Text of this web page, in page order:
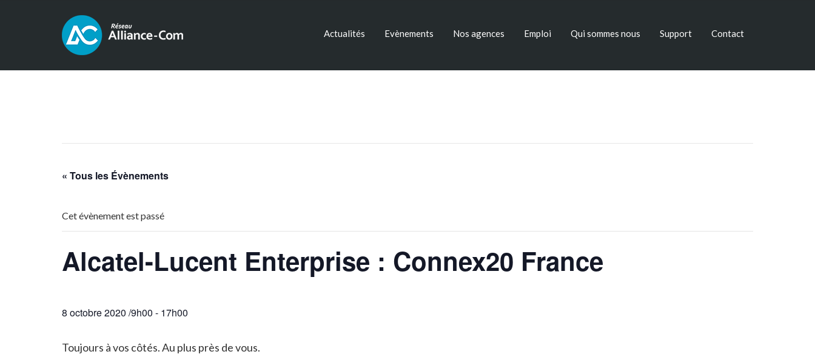
Actualités Evènements Nos agences Emploi Qui sommes nous Support Contact
« Tous les Évènements
Cet évènement est passé
Alcatel-Lucent Enterprise : Connex20 France
8 octobre 2020 /9h00 - 17h00
Toujours à vos côtés. Au plus près de vous.